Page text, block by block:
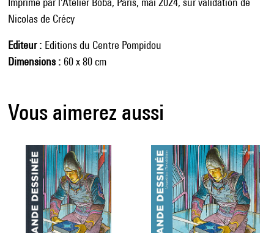
Nicolas de Crécy
Editeur
Editions du Centre Pompidou
Dimensions
60 x 80 cm
Vous aimerez aussi